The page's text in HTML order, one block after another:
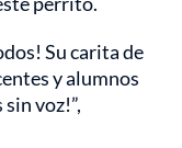
Su carita de
y alumnos
voz!”,